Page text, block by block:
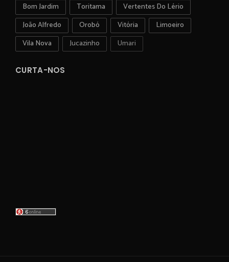
Bom Jardim
Toritama
Vertentes Do Lério
João Alfredo
Orobó Vitória
Limoeiro
Vila Nova
Jucazinho Umari
CURTA-NOS